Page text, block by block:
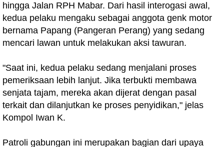
hingga Jalan RPH Mabar. Dari hasil interogasi awal,
kedua pelaku mengaku sebagai anggota genk motor
bernama Papang (Pangeran Perang) yang sedang
mencari lawan untuk melakukan aksi tawuran.
"Saat ini, kedua pelaku sedang menjalani proses
pemeriksaan lebih lanjut. Jika terbukti membawa
senjata tajam, mereka akan dijerat dengan pasal
terkait dan dilanjutkan ke proses penyidikan," jelas
Kompol Iwan K.
Patroli gabungan ini merupakan bagian dari upaya